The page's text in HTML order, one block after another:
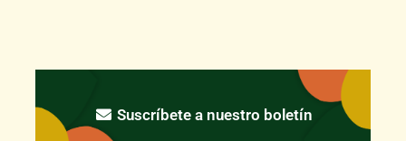
Suscríbete a nuestro boletín